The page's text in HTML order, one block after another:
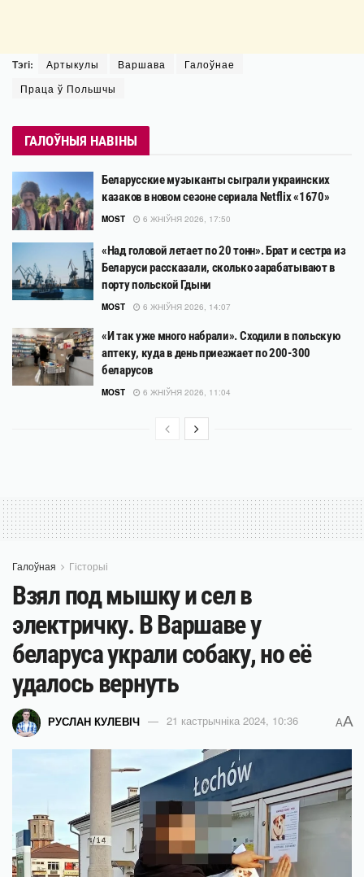
Тэгі: Артыкулы Варшава
Галоўнае
Праца ў Польшчы
ГАЛОЎНЫЯ НАВІНЫ
Беларусские музыканты сыграли украинских
казаков в новом сезоне сериала Netflix «1670»
MOST 6 ЖНІЎНЯ 2026, 17:50
«Над головой летает по 20 тонн». Брат и сестра из
Беларуси рассказали, сколько зарабатывают в
порту польской Гдыни
MOST 6 ЖНІЎНЯ 2026, 14:07
«И так уже много набрали». Сходили в польскую
аптеку, куда в день приезжает по 200-300
беларусов
MOST 6 ЖНІЎНЯ 2026, 11:04
Галоўная Гісторыі
Взял под мышку и сел в
электричку. В Варшаве у
беларуса украли собаку, но её
удалось вернуть
РУСЛАН КУЛЕВІЧ 21 кастрычніка 2024, 10:36 AA